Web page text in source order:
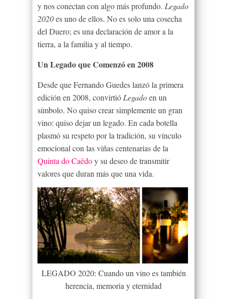
y nos conectan con algo más profundo. Legado
2020es uno de ellos. No es solo una cosecha
del Duero; es una declaración de amor a la
tierra, a la familia y al tiempo.
Un Legado que Comenzó en 2008
Desde que Fernando Guedes lanzó la primera
edición en 2008, convirtióLegadoen un
símbolo. No quiso crear simplemente un gran
vino: quiso dejar un legado. En cada botella
plasmó su respeto por la tradición, su vínculo
emocional con las viñas centenarias de la
Quinta do Caêdoy su deseo de transmitir
valores que duran más que una vida.
LEGADO 2020: Cuando un vino es también
herencia, memoria y eternidad